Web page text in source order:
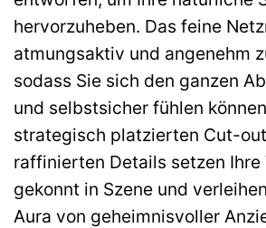
hervorzuheben. Das feine
atmungsaktiv und angenehm
sodass Sie sich den ganzen
und selbstsicher fühlen
strategisch platzierten Cut-
raffinierten Details setzen Ihre
gekonnt in Szene und
Aura von geheimnisvoller